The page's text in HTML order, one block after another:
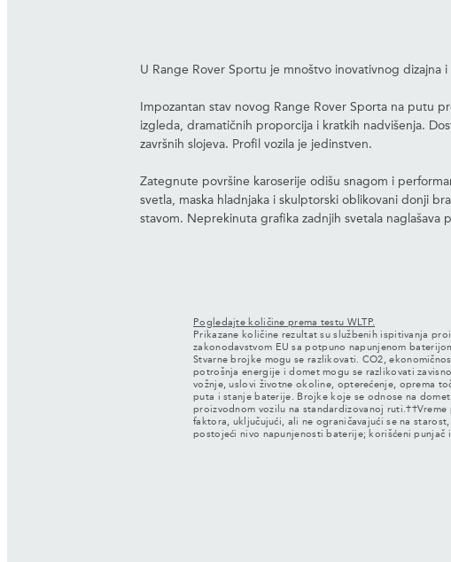
U Range Rover Sportu je mnoštvo inovativnog dizajna
Impozantan stav novog Range Rover Sporta na putu
izgleda, dramatičnih proporcija i kratkih nadvišenja.
završnih slojeva. Profil vozila je jedinstven.
Zategnute površine karoserije odišu snagom i
svetla, maska hladnjaka i skulptorski oblikovani donji
stavom. Neprekinuta grafika zadnjih svetala naglašava
Pogledajte količine prema testu WLTP.
Prikazane količine rezultat su službenih ispitivanja
zakonodavstvom EU sa potpuno napunjenom
Stvarne brojke mogu se razlikovati. CO2,
potrošnja energije i domet mogu se razlikovati
vožnje, uslovi životne okoline, opterećenje, oprema
puta i stanje baterije. Brojke koje se odnose na domet
proizvodnom vozilu na standardizovanoj ruti.††Vreme
faktora, uključujući, ali ne ograničavajući se na
postojeći nivo napunjenosti baterije; korišćeni punjač